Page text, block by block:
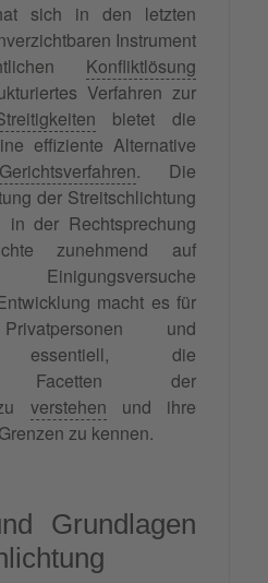
sich in den letzten
Instrument
Konfliktlösung
Verfahren zur
bietet die
effiziente Alternative
Gerichtsverfahren. Die
der Streitschlichtung
der Rechtsprechung
zunehmend auf
Einigungsversuche
macht es für
und
essentiell, die
Facetten der
verstehen und ihre
zu kennen.
Grundlagen